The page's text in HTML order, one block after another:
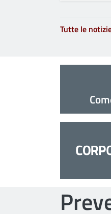
Tutte le